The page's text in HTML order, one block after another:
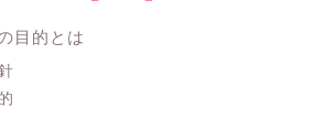
目的とは